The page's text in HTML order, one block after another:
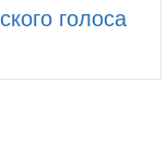
голоса